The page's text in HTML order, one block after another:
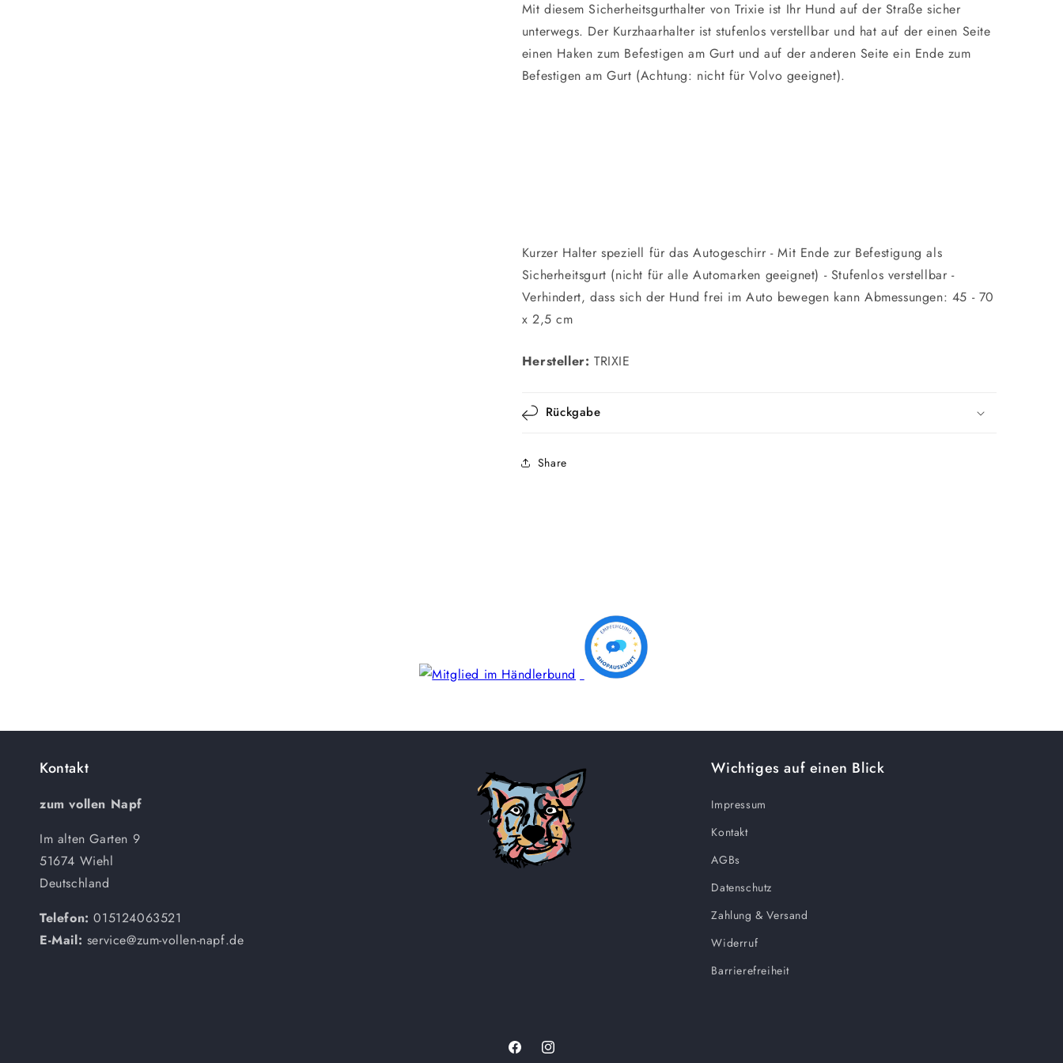
Mit diesem Sicherheitsgurthalter von Trixie ist Ihr Hund auf der Straße sicher
unterwegs. Der Kurzhaarhalter ist stufenlos verstellbar und hat auf der einen Seite
einen Haken zum Befestigen am Gurt und auf der anderen Seite ein Ende zum
Befestigen am Gurt (Achtung: nicht für Volvo geeignet).
Kurzer Halter speziell für das Autogeschirr - Mit Ende zur Befestigung als
Sicherheitsgurt (nicht für alle Automarken geeignet) - Stufenlos verstellbar -
Verhindert, dass sich der Hund frei im Auto bewegen kann Abmessungen: 45 - 70
x 2,5 cm
Hersteller: TRIXIE
Rückgabe
Share
Kontakt
zum vollen Napf
Im alten Garten 9
51674 Wiehl
Deutschland
Telefon:015124063521
E-Mail: service@zum-vollen-napf.de
Wichtiges auf einen Blick
Impressum
Kontakt
AGBs
Datenschutz
Zahlung & Versand
Widerruf
Barrierefreiheit
FacebookInstagram